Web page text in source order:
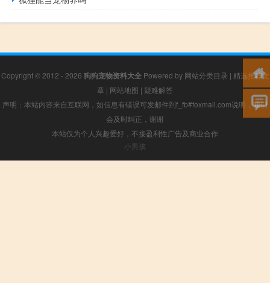
Copyright © 2012 - 2026 狗狗宠物资料大全Powered by 网站分类目录 | 精选推荐文
章 | 网站地图 | 疑难解答
声明：本站内容来自互联网，如信息有错误可发邮件到f_fb#foxmail.com说明，我们
会及时纠正，谢谢
本站仅为个人兴趣爱好，不接盈利性广告及商业合作
小男孩